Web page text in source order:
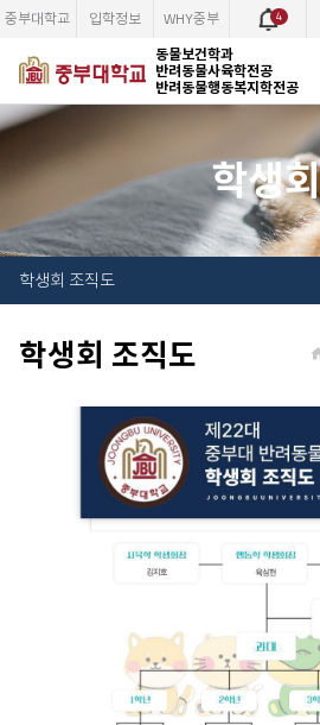
동물보건학과
반려동물사육학전공
반려동물행동복지학전공
중부대학교 입학정보 WHY중부 4
학생회
학생회 조직도
학생회 조직도